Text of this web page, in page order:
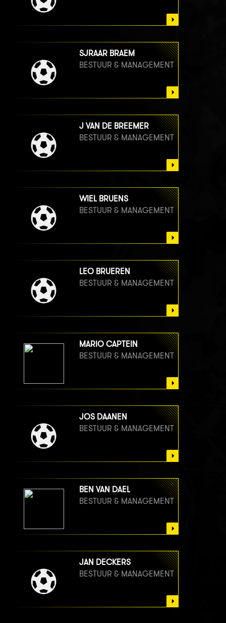
SJRAAR BRAEM
BESTUUR & MANAGEMENT
J VAN DE BREEMER
BESTUUR & MANAGEMENT
WIEL BRUENS
BESTUUR & MANAGEMENT
LEO BRUEREN
BESTUUR & MANAGEMENT
MARIO CAPTEIN
BESTUUR & MANAGEMENT
JOS DAANEN
BESTUUR & MANAGEMENT
BEN VAN DAEL
BESTUUR & MANAGEMENT
JAN DECKERS
BESTUUR & MANAGEMENT